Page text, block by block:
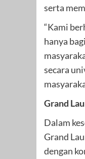
serta
“Kami
hanya
secara
Grand
Dalam
Grand
dengan